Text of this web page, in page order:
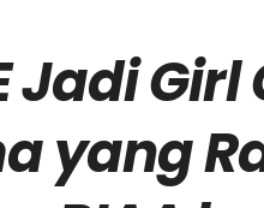
Jadi
yang